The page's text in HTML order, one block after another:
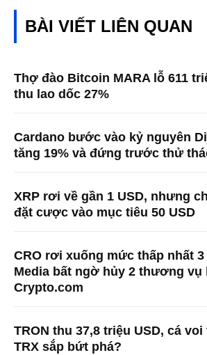
BÀI VIẾT LIÊN QUAN
Thợ đào Bitcoin MARA lỗ 611
thu lao dốc 27%
Cardano bước vào kỷ nguyên
tăng 19% và đứng trước thử
XRP rơi về gần 1 USD, nhưng
đặt cược vào mục tiêu 50 USD
CRO rơi xuống mức thấp nhất 3
Media bất ngờ hủy 2 thương
Crypto.com
TRON thu 37,8 triệu USD, cá
TRX sắp bứt phá?